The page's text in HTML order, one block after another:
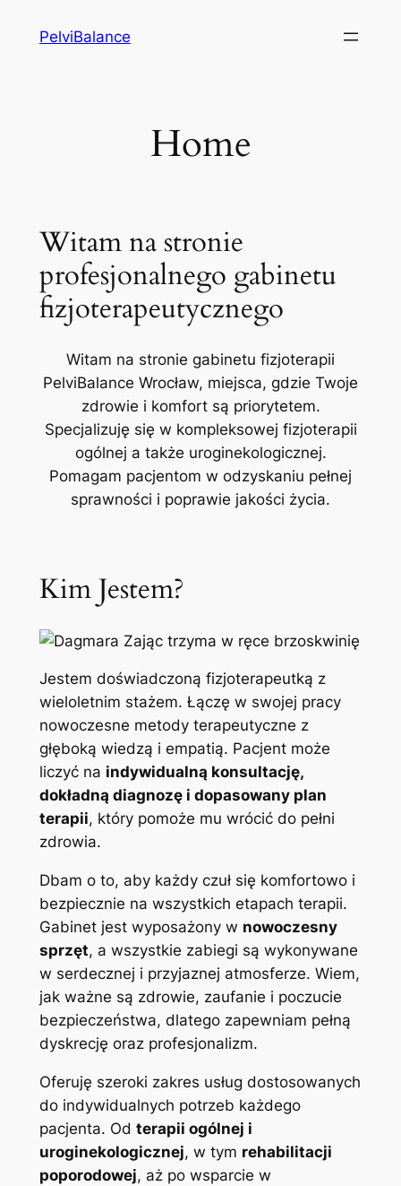
PelviBalance
Home
Witam na stronie
profesjonalnego gabinetu
fizjoterapeutycznego
Witam na stronie gabinetu fizjoterapii
PelviBalance Wrocław, miejsca, gdzie Twoje
zdrowie i komfort są priorytetem.
Specjalizuję się w kompleksowej fizjoterapii
ogólnej a także uroginekologicznej.
Pomagam pacjentom w odzyskaniu pełnej
sprawności i poprawie jakości życia.
Kim Jestem?
Jestem doświadczoną fizjoterapeutką z
wieloletnim stażem. Łączę w swojej pracy
nowoczesne metody terapeutyczne z
głęboką wiedzą i empatią. Pacjent może
liczyć na indywidualną konsultację,
dokładną diagnozę i dopasowany plan
terapii, który pomoże mu wrócić do pełni
zdrowia.
Dbam o to, aby każdy czuł się komfortowo i
bezpiecznie na wszystkich etapach terapii.
Gabinet jest wyposażony w nowoczesny
sprzęt, a wszystkie zabiegi są wykonywane
w serdecznej i przyjaznej atmosferze. Wiem,
jak ważne są zdrowie, zaufanie i poczucie
bezpieczeństwa, dlatego zapewniam pełną
dyskrecję oraz profesjonalizm.
Oferuję szeroki zakres usług dostosowanych
do indywidualnych potrzeb każdego
pacjenta. Od terapii ogólnej i
uroginekologicznej, w tym rehabilitacji
poporodowej, aż po wsparcie w